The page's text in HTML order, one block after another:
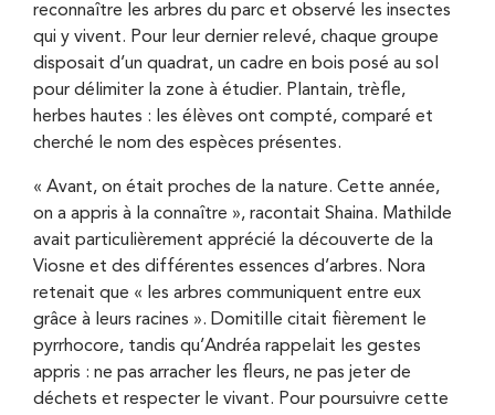
reconnaître les arbres du parc et observé les insectes
qui y vivent. Pour leur dernier relevé, chaque groupe
disposait d’un quadrat, un cadre en bois posé au sol
pour délimiter la zone à étudier. Plantain, trèfle,
herbes hautes : les élèves ont compté, comparé et
cherché le nom des espèces présentes.
« Avant, on était proches de la nature. Cette année,
on a appris à la connaître », racontait Shaina. Mathilde
avait particulièrement apprécié la découverte de la
Viosne et des différentes essences d’arbres. Nora
retenait que « les arbres communiquent entre eux
grâce à leurs racines ». Domitille citait fièrement le
pyrrhocore, tandis qu’Andréa rappelait les gestes
appris : ne pas arracher les fleurs, ne pas jeter de
déchets et respecter le vivant. Pour poursuivre cette